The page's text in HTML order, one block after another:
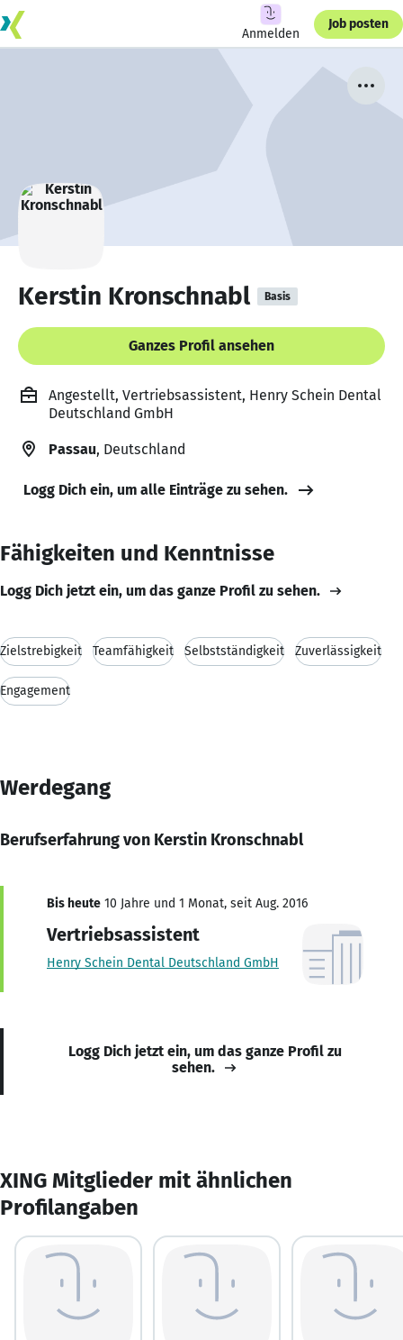
Anmelden
Job posten
Kerstin Kronschnabl Basis
Ganzes Profil ansehen
Angestellt, Vertriebsassistent, Henry Schein Dental
Deutschland GmbH
Passau, Deutschland
Logg Dich ein, um alle Einträge zu sehen.
Fähigkeiten und Kenntnisse
Logg Dich jetzt ein, um das ganze Profil zu sehen.
Zielstrebigkeit Teamfähigkeit Selbstständigkeit Zuverlässigkeit
Engagement
Werdegang
Berufserfahrung von Kerstin Kronschnabl
Bis heute 10 Jahre und 1 Monat, seit Aug. 2016
Vertriebsassistent
Henry Schein Dental Deutschland GmbH
Logg Dich jetzt ein, um das ganze Profil zu
sehen.
XING Mitglieder mit ähnlichen
Profilangaben